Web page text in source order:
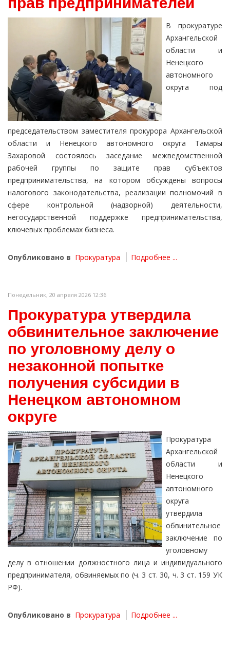
В прокуратуре
Архангельской
области и
Ненецкого
автономного
округа под
председательством заместителя прокурора Архангельской
области и Ненецкого автономного округа Тамары
Захаровой состоялось заседание межведомственной
рабочей группы по защите прав субъектов
предпринимательства, на котором обсуждены вопросы
налогового законодательства, реализации полномочий в
сфере контрольной (надзорной) деятельности,
негосударственной поддержке предпринимательства,
ключевых проблемах бизнеса.
Опубликовано в Прокуратура Подробнее ...
Понедельник, 20 апреля 2026 12:36
Прокуратура утвердила
обвинительное заключение
по уголовному делу о
незаконной попытке
получения субсидии в
Ненецком автономном
округе
Прокуратура
Архангельской
области и
Ненецкого
автономного
округа
утвердила
обвинительное
заключение по
уголовному
делу в отношении должностного лица и индивидуального
предпринимателя, обвиняемых по (ч. 3 ст. 30, ч. 3 ст. 159 УК
РФ).
Опубликовано в Прокуратура Подробнее ...